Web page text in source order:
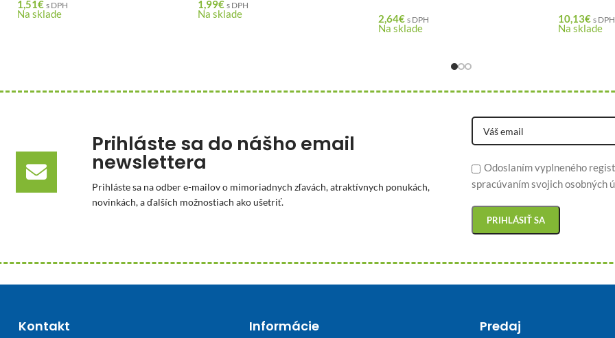
1,51€ s DPH
Na sklade
1,99€ s DPH
Na sklade 2,64€ s DPH
Na sklade
10,13€ s DPH
Na sklade
Prihláste sa do nášho email
newslettera
Prihláste sa na odber e-mailov o mimoriadnych zľavách, atraktívnych ponukách,
novinkách, a ďalších možnostiach ako ušetriť.
Odoslaním vyplneného
spracúvaním svojich osobných
Kontakt Informácie Predaj